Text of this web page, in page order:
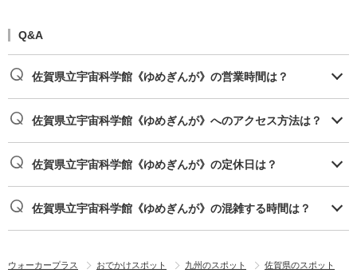
Q&A
佐賀県立宇宙科学館《ゆめぎんが》の営業時間は？
佐賀県立宇宙科学館《ゆめぎんが》へのアクセス方法は？
佐賀県立宇宙科学館《ゆめぎんが》の定休日は？
佐賀県立宇宙科学館《ゆめぎんが》の混雑する時間は？
ウォーカープラス おでかけスポット 九州のスポット
佐賀県のスポット